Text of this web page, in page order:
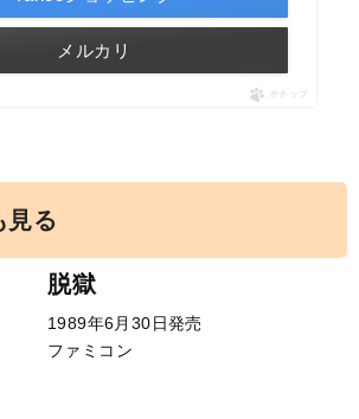
メルカリ
ポチップ
見る
脱獄
1989年6月30日発売
ファミコン